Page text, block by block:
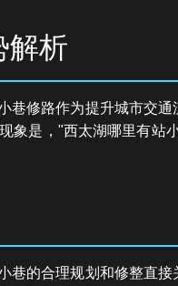
解析
修路作为提升城市交
象是，"西太湖哪里有站
的合理规划和修整直接